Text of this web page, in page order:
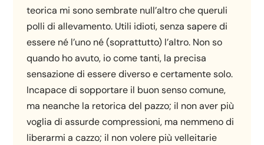
teorica mi sono sembrate null’altro che queruli
polli di allevamento. Utili idioti, senza sapere di
essere né l’uno né (soprattutto) l’altro. Non so
quando ho avuto, io come tanti, la precisa
sensazione di essere diverso e certamente solo.
Incapace di sopportare il buon senso comune,
ma neanche la retorica del pazzo; il non aver più
voglia di assurde compressioni, ma nemmeno di
liberarmi a cazzo; il non volere più velleitarie